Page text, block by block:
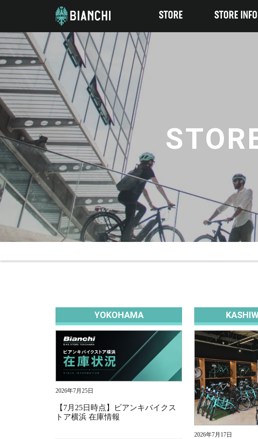
STORE STORE
YOKOHAMA
2026年7月25日
【7月25日時点】ビアンキバイクス
トア横浜 在庫情報
2026年7月17日